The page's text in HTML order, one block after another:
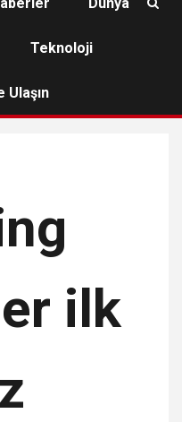
Teknoloji
Ulaşın
ilk